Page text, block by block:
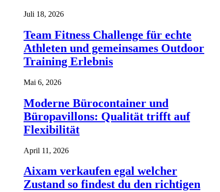
Juli 18, 2026
Team Fitness Challenge für echte
Athleten und gemeinsames Outdoor
Training Erlebnis
Mai 6, 2026
Moderne Bürocontainer und
Büropavillons: Qualität trifft auf
Flexibilität
April 11, 2026
Aixam verkaufen egal welcher
Zustand so findest du den richtigen